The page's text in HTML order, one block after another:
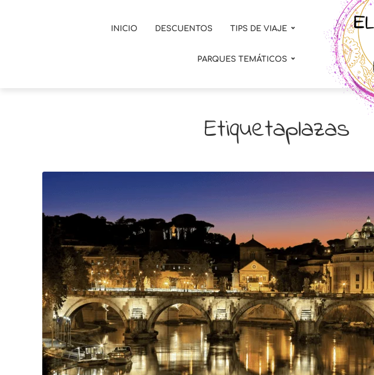
INICIO DESCUENTOS TIPS DE VIAJE
PARQUES TEMÁTICOS
Etiquetaplazas